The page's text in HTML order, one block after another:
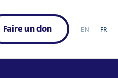
Faire un don EN FR